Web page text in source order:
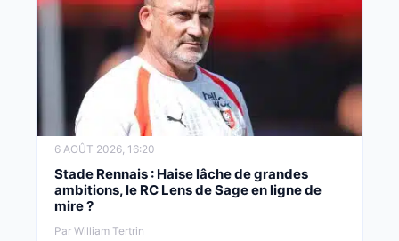
6 AOÛT 2026, 16:20
Stade Rennais : Haise lâche de grandes
ambitions, le RC Lens de Sage en ligne de
mire ?
Par William Tertrin